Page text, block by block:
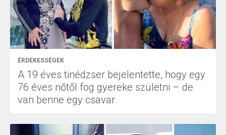
ÉRDEKESSÉGEK
A 19 éves tinédzser bejelentette, hogy egy
76 éves nőtől fog gyereke születni – de
van benne egy csavar